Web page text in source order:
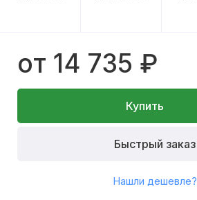
от 14 735 ₽
Купить
Быстрый заказ
Нашли дешевле?